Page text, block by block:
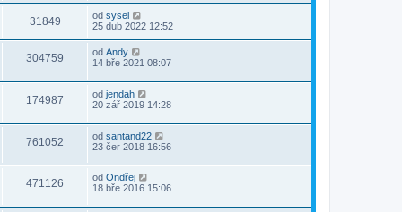
31849 od sysel
25 dub 2022 12:52
304759 od Andy
14 bře 2021 08:07
174987 od jendah
20 zář 2019 14:28
761052 od santand22
23 čer 2018 16:56
471126 od Ondřej
18 bře 2016 15:06